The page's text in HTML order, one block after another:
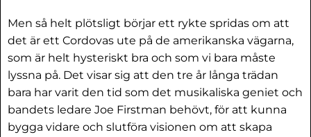
Men så helt plötsligt börjar ett rykte spridas om att
det är ett Cordovas ute på de amerikanska vägarna,
som är helt hysteriskt bra och som vi bara måste
lyssna på. Det visar sig att den tre år långa trädan
bara har varit den tid som det musikaliska geniet och
bandets ledare Joe Firstman behövt, för att kunna
bygga vidare och slutföra visionen om att skapa